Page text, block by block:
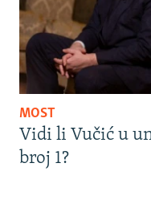
MOST
Vidi li Vučić u
broj 1?